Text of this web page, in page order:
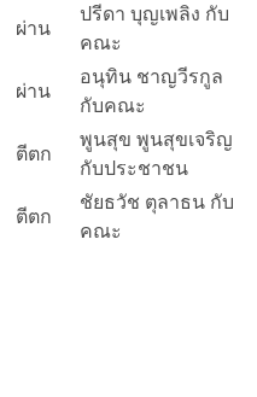
ผ่าน
ปรีดา บุญเพลิง กับ
คณะ
ผ่าน
อนุทิน ชาญวีรกูล
กับคณะ
ตีตก
พูนสุข พูนสุขเจริญ
กับประชาชน
ตีตก
ชัยธวัช ตุลาธน กับ
คณะ